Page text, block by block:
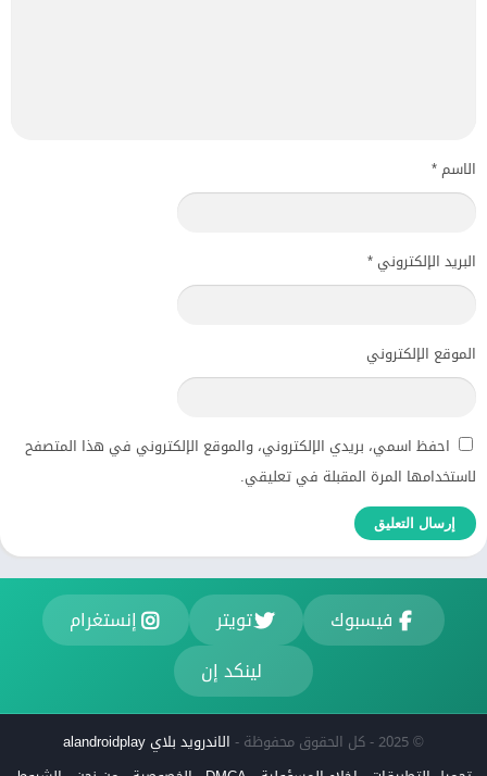
الاسم*
البريد الإلكتروني *
الموقع الإلكتروني
احفظ اسمي، بريدي الإلكتروني، والموقع الإلكتروني في هذا المتصفح
لاستخدامها المرة المقبلة في تعليقي.
فيسبوك تويتر
إنستغرام
لينكد إن
© 2025 - كل الحقوق محفوظة -
الاندرويد بلاي alandroidplay